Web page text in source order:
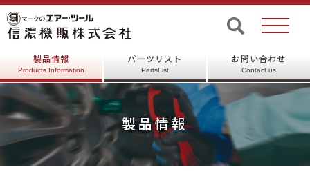
製品情報
Products Information
パーツリスト
PartsList
お問い合わせ
Contact us
製品情報